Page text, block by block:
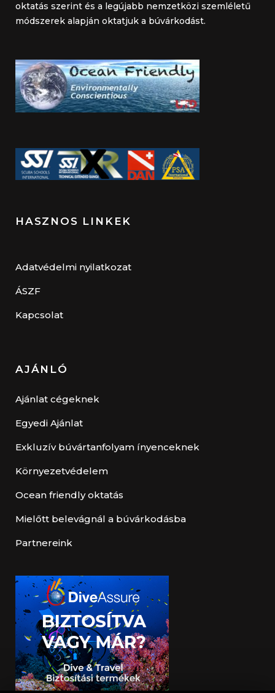
oktatás szerint és a legújabb nemzetközi szemléletű
módszerek alapján oktatjuk a búvárkodást.
HASZNOS LINKEK
Adatvédelmi nyilatkozat
ÁSZF
Kapcsolat
AJÁNLÓ
Ajánlat cégeknek
Egyedi Ajánlat
Exkluzív búvártanfolyam ínyenceknek
Környezetvédelem
Ocean friendly oktatás
Mielőtt belevágnál a búvárkodásba
Partnereink